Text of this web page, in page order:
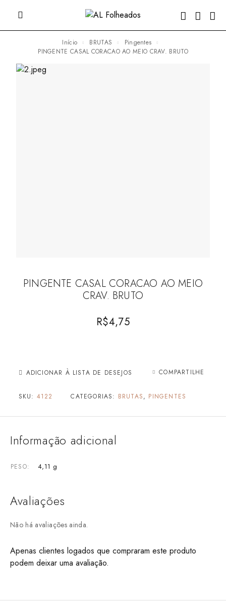
Início BRUTAS
Pingentes
PINGENTE CASAL CORACAO AO MEIO CRAV. BRUTO
PINGENTE CASAL CORACAO AO MEIO
CRAV. BRUTO
R$4,75
ADICIONAR À LISTA DE DESEJOS COMPARTILHE
SKU: 4122 CATEGORIAS: BRUTAS, PINGENTES
Informação adicional
PESO 4,11 g
Avaliações
Não há avaliações ainda.
Apenas clientes logados que compraram este produto
podem deixar uma avaliação.